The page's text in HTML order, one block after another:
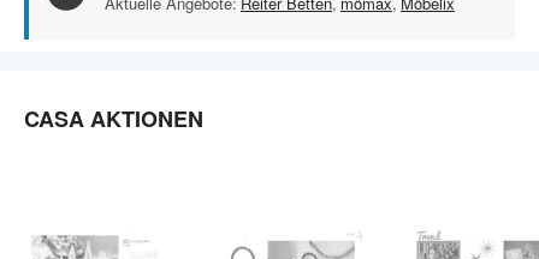
CASA AKTIONEN